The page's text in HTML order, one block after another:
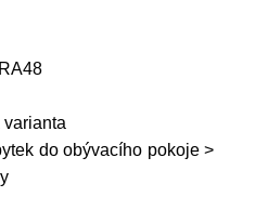
varianta
do obývacího pokoje >